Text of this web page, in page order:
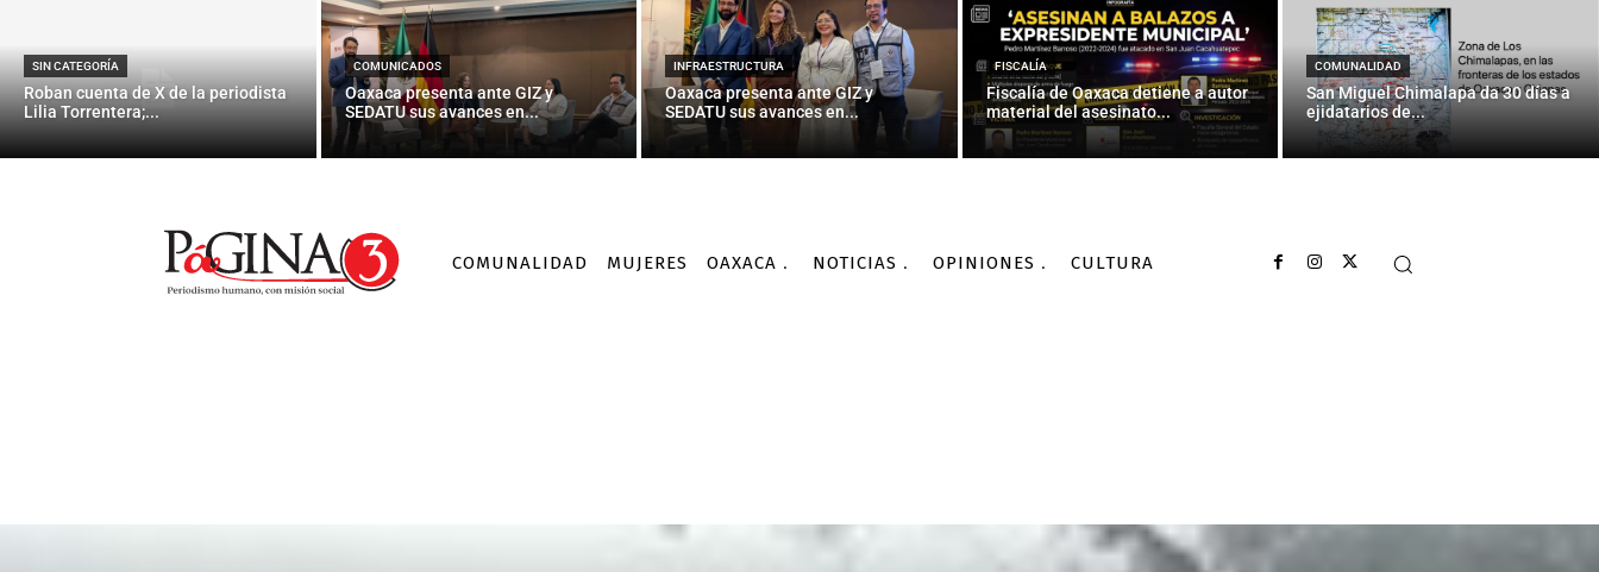
SIN CATEGORÍA
Roban cuenta de X de la periodista
Lilia Torrentera;...
COMUNICADOS
Oaxaca presenta ante GIZ y
SEDATU sus avances en...
INFRAESTRUCTURA
Oaxaca presenta ante GIZ y
SEDATU sus avances en...
FISCALÍA
Fiscalía de Oaxaca detiene a autor
material del asesinato...
COMUNALIDAD
San Miguel Chimalapa da 30 días a
ejidatarios de...
COMUNALIDAD MUJERES OAXACA NOTICIAS OPINIONES CULTURA